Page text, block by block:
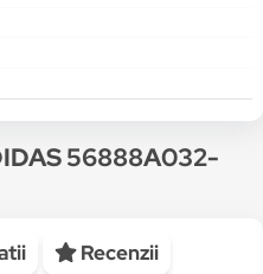
56888A032-
Recenzii